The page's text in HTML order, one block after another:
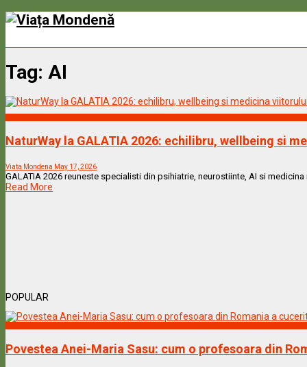
Tag: AI
NaturWay la GALATIA 2026: echilibru, wellbeing si
Viata Mondena May 17, 2026
GALATIA 2026 reuneste specialisti din psihiatrie, neurostiinte, AI si
Read More
POPULAR
Povestea Anei-Maria Sasu: cum o profesoara din